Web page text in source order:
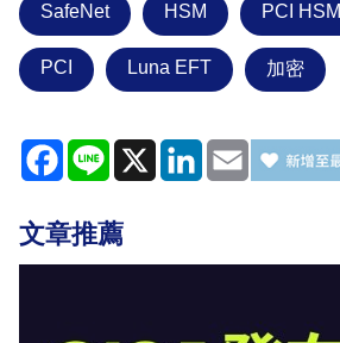
SafeNet HSM PCI HSM
PCI Luna EFT 加密
Facebook
Line X LinkedIn
Email
文章推薦